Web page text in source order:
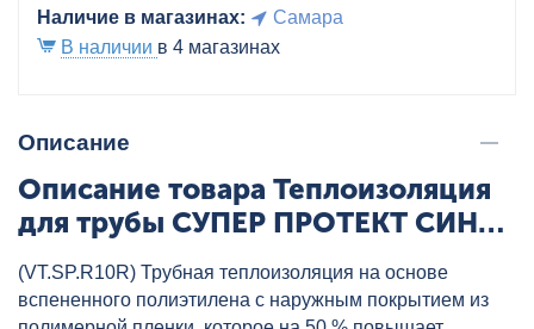
Наличие в магазинах:
Самара
В наличии в 4 магазинах
Описание
Описание товара Теплоизоляция
для трубы СУПЕР ПРОТЕКТ СИНЯЯ
VT.SP.R10B.2204
(VT.SP.R10R) Трубная теплоизоляция на основе
вспененного полиэтилена с наружным покрытием из